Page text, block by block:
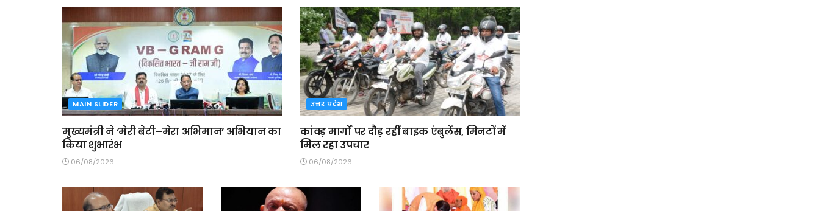
MAIN SLIDER
मुख्यमंत्री ने ‘मेरी बेटी–मेरा अभिमान’ अभियान का
किया शुभारंभ
06/08/2026
उत्तर प्रदेश
कांवड़ मार्गों पर दौड़ रहीं बाइक एंबुलेंस, मिनटों में
मिल रहा उपचार
06/08/2026